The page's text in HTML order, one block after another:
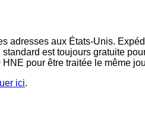
adresses aux États-Unis.
est toujours gratuite
pour être traitée le même
ici.